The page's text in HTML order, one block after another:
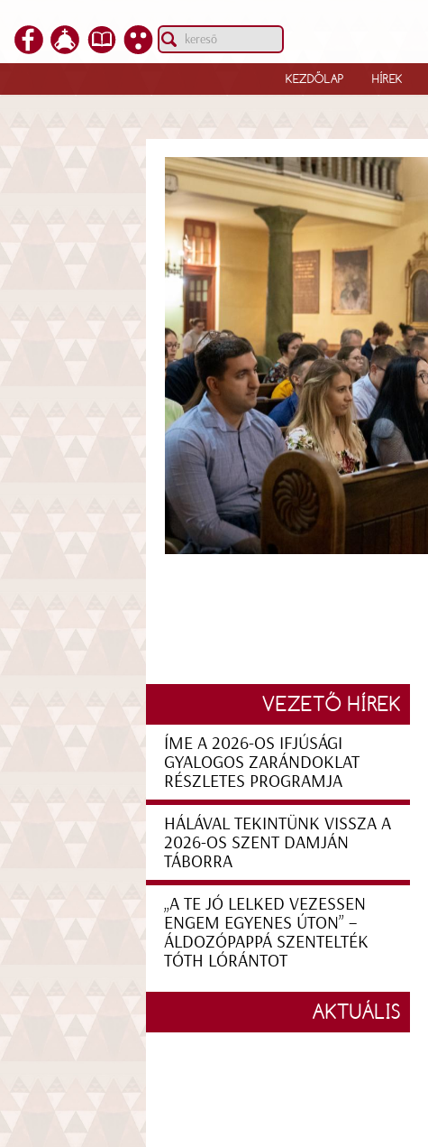
KEZDŐLAP HÍREK
VEZETŐ HÍREK
ÍME A 2026-OS IFJÚSÁGI
GYALOGOS ZARÁNDOKLAT
RÉSZLETES PROGRAMJA
HÁLÁVAL TEKINTÜNK VISSZA A
2026-OS SZENT DAMJÁN
TÁBORRA
„A TE JÓ LELKED VEZESSEN
ENGEM EGYENES ÚTON” –
ÁLDOZÓPAPPÁ SZENTELTÉK
TÓTH LÓRÁNTOT
AKTUÁLIS